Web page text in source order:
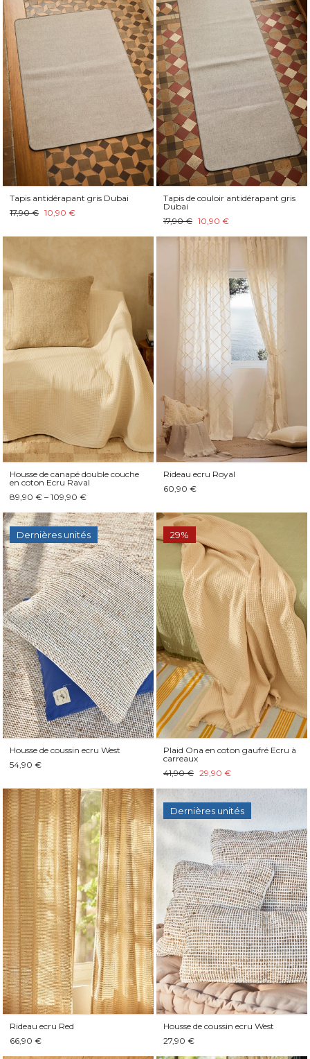
Tapis antidérapant gris Dubai
17,90 € 10,90 €
Tapis de couloir antidérapant gris
Dubai
17,90 € 10,90 €
Housse de canapé double couche
en coton Ecru Raval
89,90 € – 109,90 €
Rideau ecru Royal
60,90 €
Dernières unités
Housse de coussin ecru West
54,90 €
29%
Plaid Ona en coton gaufré Ecru à
carreaux
41,90 € 29,90 €
Rideau ecru Red
66,90 €
Dernières unités
Housse de coussin ecru West
27,90 €